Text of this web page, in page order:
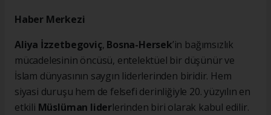
Haber Merkezi
Aliya İzzetbegoviç, Bosna-Hersek’in bağımsızlık
mücadelesinin öncüsü, entelektüel bir düşünür ve
İslam dünyasının saygın liderlerinden biridir. Hem
siyasi duruşu hem de felsefi derinliğiyle 20. yüzyılın en
etkili Müslüman liderlerinden biri olarak kabul edilir.